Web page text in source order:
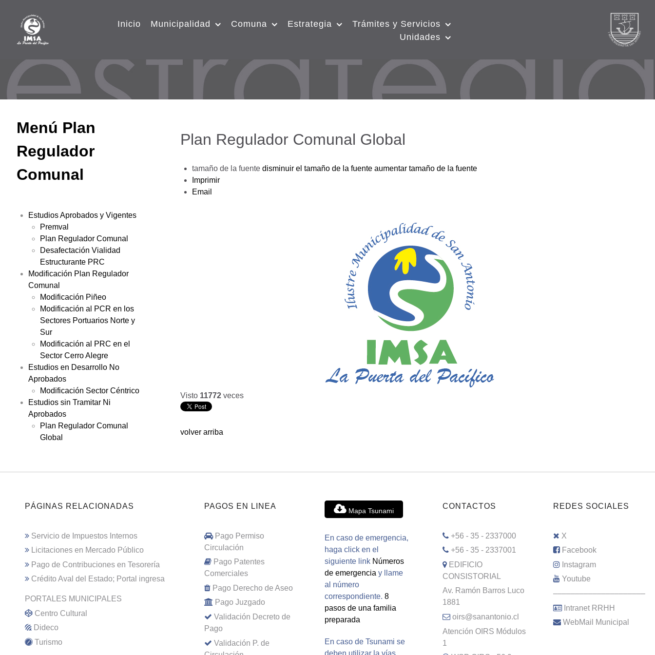
Inicio Municipalidad Comuna Estrategia
Trámites y Servicios
Unidades
Menú Plan
Regulador
Comunal
Estudios Aprobados y Vigentes
Premval
Plan Regulador Comunal
Desafectación Vialidad
Estructurante PRC
Modificación Plan Regulador
Comunal
Modificación Piñeo
Modificación al PCR en los
Sectores Portuarios Norte y
Sur
Modificación al PRC en el
Sector Cerro Alegre
Estudios en Desarrollo No
Aprobados
Modificación Sector Céntrico
Estudios sin Tramitar Ni
Aprobados
Plan Regulador Comunal
Global
Plan Regulador Comunal Global
tamaño de la fuente disminuir el tamaño de la fuente aumentar tamaño de la fuente
Imprimir
Email
Visto 11772 veces
volver arriba
PÁGINAS RELACIONADAS
Servicio de Impuestos Internos
Licitaciones en Mercado Público
Pago de Contribuciones en Tesorería
Crédito Aval del Estado; Portal ingresa
PORTALES MUNICIPALES
Centro Cultural
Dideco
Turismo
PAGOS EN LINEA
Pago Permiso
Circulación
Pago Patentes
Comerciales
Pago Derecho de Aseo
Pago Juzgado
Validación Decreto de
Pago
Validación P. de
Mapa Tsunami
En caso de emergencia,
haga click en el
siguiente link Números
de emergencia y llame
al número
correspondiente. 8
pasos de una familia
preparada
En caso de Tsunami se
deben utilizar la vías
CONTACTOS
+56 - 35 - 2337000
+56 - 35 - 2337001
EDIFICIO
CONSISTORIAL
Av. Ramón Barros Luco
1881
oirs@sanantonio.cl
Atención OIRS Módulos
1
REDES SOCIALES
X
Facebook
Instagram
Youtube
–––––––––––––––––––––
Intranet RRHH
WebMail Municipal